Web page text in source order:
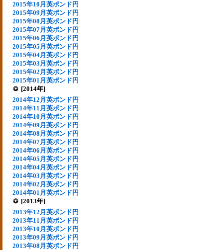
2015年10月英ポンド円
2015年09月英ポンド円
2015年08月英ポンド円
2015年07月英ポンド円
2015年06月英ポンド円
2015年05月英ポンド円
2015年04月英ポンド円
2015年03月英ポンド円
2015年02月英ポンド円
2015年01月英ポンド円
[2014年]
2014年12月英ポンド円
2014年11月英ポンド円
2014年10月英ポンド円
2014年09月英ポンド円
2014年08月英ポンド円
2014年07月英ポンド円
2014年06月英ポンド円
2014年05月英ポンド円
2014年04月英ポンド円
2014年03月英ポンド円
2014年02月英ポンド円
2014年01月英ポンド円
[2013年]
2013年12月英ポンド円
2013年11月英ポンド円
2013年10月英ポンド円
2013年09月英ポンド円
2013年08月英ポンド円